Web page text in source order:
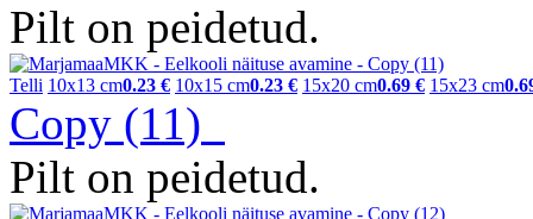
Pilt on peidetud.
Telli 10x13 cm0.23 € 10x15 cm0.23 € 15x20 cm0.69 € 15x23 cm
Copy (11)
Pilt on peidetud.